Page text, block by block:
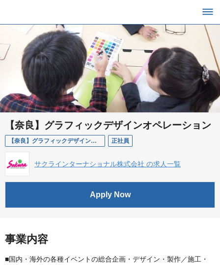
【奈良】グラフィックデザインオペレーション
【奈良】グラフィックデザインオペレーション 正社員
サクラインターナショナル株式会社 の求人一覧
Apply Now
事業内容
■国内・海外の各種イベントの総合企画・デザイン・製作／施工・